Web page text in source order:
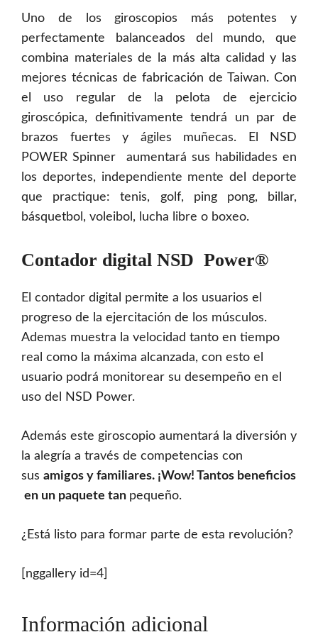
Uno de los giroscopios más potentes y
perfectamente balanceados del mundo, que
combina materiales de la más alta calidad y las
mejores técnicas de fabricación de Taiwan. Con
el uso regular de la pelota de ejercicio
giroscópica, definitivamente tendrá un par de
brazos fuertes y ágiles muñecas. El NSD
POWER Spinner aumentará sus habilidades en
los deportes, independiente­ mente del deporte
que practique: tenis, golf, ping pong, billar,
básquetbol, voleibol, lucha libre o boxeo.
Contador digital NSD Power®
El contador digital permite a los usuarios el
progreso de la ejercitación de los músculos.
Ademas muestra la velocidad tanto en tiempo
real como la máxima alcanzada, con esto el
usuario podrá monitorear su desempeño en el
uso del NSD Power.
Además este giroscopio aumentará la diversión y
la alegría a través de competencias con
sus amigos y familiares. ¡Wow! Tantos beneficios
en un paquete tan pequeño.
¿Está listo para formar parte de esta revolución?
[nggallery id=4]
Información adicional